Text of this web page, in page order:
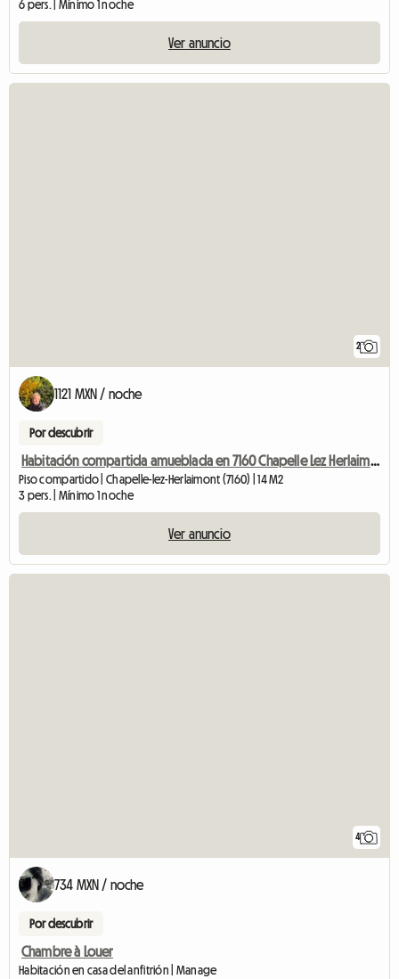
6 pers. | Mínimo 1 noche
Ver anuncio
2
1121 MXN / noche
Por descubrir
Habitación compartida amueblada en 7160 Chapelle Lez Herlaimont
Piso compartido | Chapelle-lez-Herlaimont (7160) | 14 M2
3 pers. | Mínimo 1 noche
Ver anuncio
4
734 MXN / noche
Por descubrir
Chambre à Louer
Habitación en casa del anfitrión | Manage